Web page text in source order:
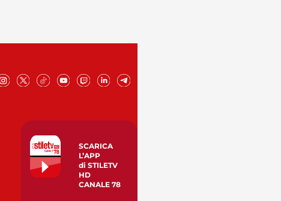
SCARICA
L’APP
di STILETV
HD
CANALE 78